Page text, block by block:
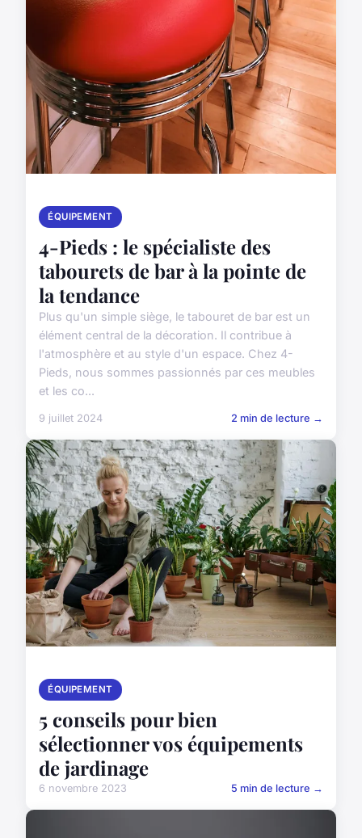
ÉQUIPEMENT
4-Pieds : le spécialiste des
tabourets de bar à la pointe de
la tendance
Plus qu'un simple siège, le tabouret de bar est un
élément central de la décoration. Il contribue à
l'atmosphère et au style d'un espace. Chez 4-
Pieds, nous sommes passionnés par ces meubles
et les co...
9 juillet 2024 2 min de lecture →
ÉQUIPEMENT
5 conseils pour bien
sélectionner vos équipements
de jardinage
6 novembre 2023 5 min de lecture →